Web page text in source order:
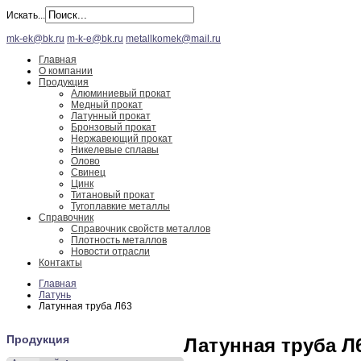
Искать...
mk-ek@bk.ru m-k-e@bk.ru metallkomek@mail.ru
Главная
О компании
Продукция
Алюминиевый прокат
Медный прокат
Латунный прокат
Бронзовый прокат
Нержавеющий прокат
Никелевые сплавы
Олово
Свинец
Цинк
Титановый прокат
Тугоплавкие металлы
Справочник
Справочник свойств металлов
Плотность металлов
Новости отрасли
Контакты
Главная
Латунь
Латунная труба Л63
Продукция Латунная труба